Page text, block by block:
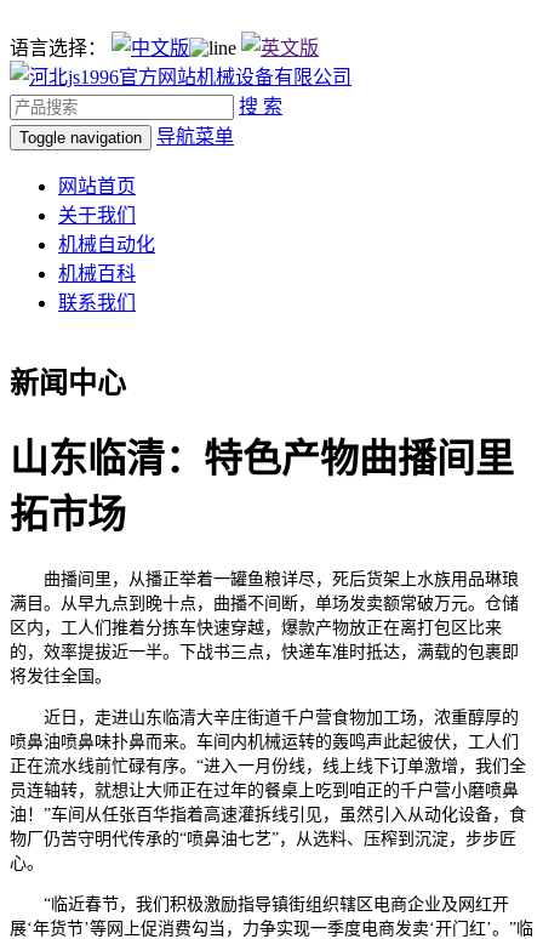
语言选择：
搜 索
Toggle navigation 导航菜单
网站首页
关于我们
机械自动化
机械百科
联系我们
新闻中心
山东临清：特色产物曲播间里
拓市场
曲播间里，从播正举着一罐鱼粮详尽，死后货架上水族用品琳琅
满目。从早九点到晚十点，曲播不间断，单场发卖额常破万元。仓储
区内，工人们推着分拣车快速穿越，爆款产物放正在离打包区比来
的，效率提拔近一半。下战书三点，快递车准时抵达，满载的包裹即
将发往全国。
近日，走进山东临清大辛庄街道千户营食物加工场，浓重醇厚的
喷鼻油喷鼻味扑鼻而来。车间内机械运转的轰鸣声此起彼伏，工人们
正在流水线前忙碌有序。“进入一月份线，线上线下订单激增，我们全
员连轴转，就想让大师正在过年的餐桌上吃到咱正的千户营小磨喷鼻
油！”车间从任张百华指着高速灌拆线引见，虽然引入从动化设备，食
物厂仍苦守明代传承的“喷鼻油七艺”，从选料、压榨到沉淀，步步匠
心。
“临近春节，我们积极激励指导镇街组织辖区电商企业及网红开
展‘年货节’等网上促消费勾当，力争实现一季度电商发卖‘开门红’。”临